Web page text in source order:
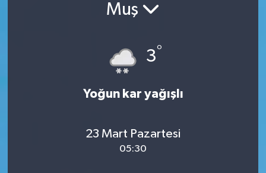
Muş
3°
Yoğun kar yağışlı
23 Mart Pazartesi
05:30